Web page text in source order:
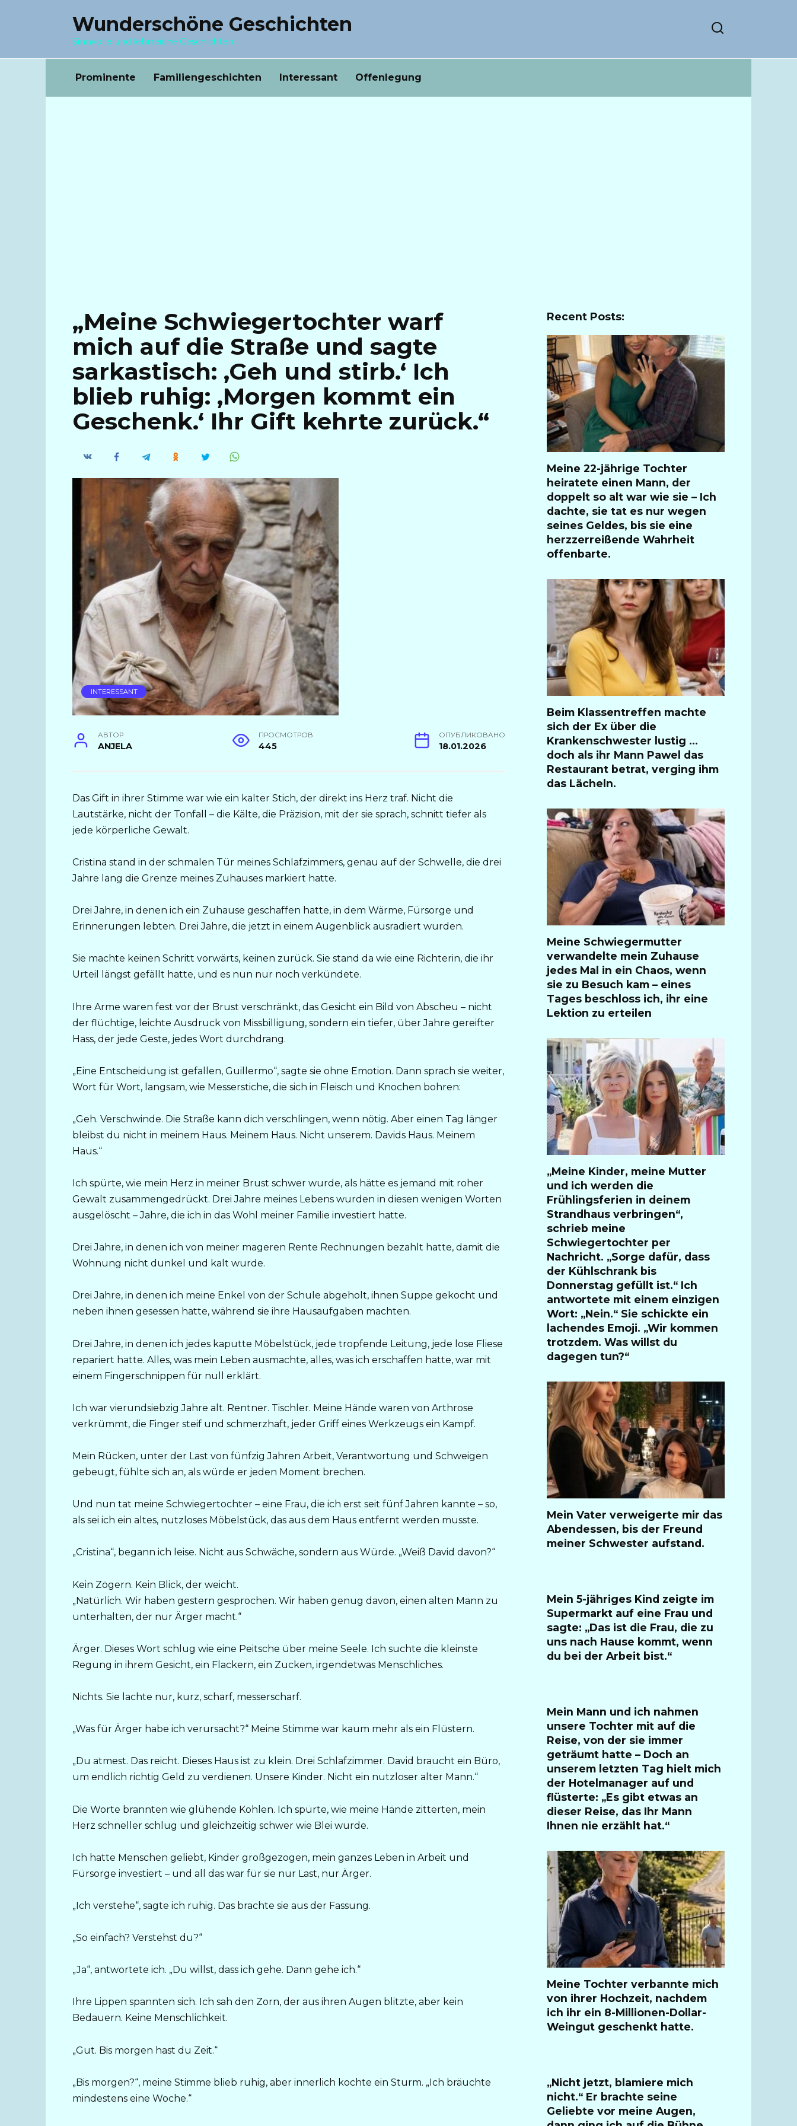
Wunderschöne Geschichten
Sinnvolle und lehrreiche Geschichten
Prominente Familiengeschichten Interessant Offenlegung
„Meine Schwiegertochter warf
mich auf die Straße und sagte
sarkastisch: ‚Geh und stirb.‘ Ich
blieb ruhig: ‚Morgen kommt ein
Geschenk.‘ Ihr Gift kehrte zurück.“
INTERESSANT
АВТОР
ANJELA
ПРОСМОТРОВ
445
ОПУБЛИКОВАНО
18.01.2026
Das Gift in ihrer Stimme war wie ein kalter Stich, der direkt ins Herz traf. Nicht die
Lautstärke, nicht der Tonfall – die Kälte, die Präzision, mit der sie sprach, schnitt tiefer als
jede körperliche Gewalt.
Cristina stand in der schmalen Tür meines Schlafzimmers, genau auf der Schwelle, die drei
Jahre lang die Grenze meines Zuhauses markiert hatte.
Drei Jahre, in denen ich ein Zuhause geschaffen hatte, in dem Wärme, Fürsorge und
Erinnerungen lebten. Drei Jahre, die jetzt in einem Augenblick ausradiert wurden.
Sie machte keinen Schritt vorwärts, keinen zurück. Sie stand da wie eine Richterin, die ihr
Urteil längst gefällt hatte, und es nun nur noch verkündete.
Ihre Arme waren fest vor der Brust verschränkt, das Gesicht ein Bild von Abscheu – nicht
der flüchtige, leichte Ausdruck von Missbilligung, sondern ein tiefer, über Jahre gereifter
Hass, der jede Geste, jedes Wort durchdrang.
„Eine Entscheidung ist gefallen, Guillermo“, sagte sie ohne Emotion. Dann sprach sie weiter,
Wort für Wort, langsam, wie Messerstiche, die sich in Fleisch und Knochen bohren:
„Geh. Verschwinde. Die Straße kann dich verschlingen, wenn nötig. Aber einen Tag länger
bleibst du nicht in meinem Haus. Meinem Haus. Nicht unserem. Davids Haus. Meinem
Haus.“
Ich spürte, wie mein Herz in meiner Brust schwer wurde, als hätte es jemand mit roher
Gewalt zusammengedrückt. Drei Jahre meines Lebens wurden in diesen wenigen Worten
ausgelöscht – Jahre, die ich in das Wohl meiner Familie investiert hatte.
Drei Jahre, in denen ich von meiner mageren Rente Rechnungen bezahlt hatte, damit die
Wohnung nicht dunkel und kalt wurde.
Drei Jahre, in denen ich meine Enkel von der Schule abgeholt, ihnen Suppe gekocht und
neben ihnen gesessen hatte, während sie ihre Hausaufgaben machten.
Drei Jahre, in denen ich jedes kaputte Möbelstück, jede tropfende Leitung, jede lose Fliese
repariert hatte. Alles, was mein Leben ausmachte, alles, was ich erschaffen hatte, war mit
einem Fingerschnippen für null erklärt.
Ich war vierundsiebzig Jahre alt. Rentner. Tischler. Meine Hände waren von Arthrose
verkrümmt, die Finger steif und schmerzhaft, jeder Griff eines Werkzeugs ein Kampf.
Mein Rücken, unter der Last von fünfzig Jahren Arbeit, Verantwortung und Schweigen
gebeugt, fühlte sich an, als würde er jeden Moment brechen.
Und nun tat meine Schwiegertochter – eine Frau, die ich erst seit fünf Jahren kannte – so,
als sei ich ein altes, nutzloses Möbelstück, das aus dem Haus entfernt werden musste.
„Cristina“, begann ich leise. Nicht aus Schwäche, sondern aus Würde. „Weiß David davon?“
Kein Zögern. Kein Blick, der weicht.
„Natürlich. Wir haben gestern gesprochen. Wir haben genug davon, einen alten Mann zu
unterhalten, der nur Ärger macht.“
Ärger. Dieses Wort schlug wie eine Peitsche über meine Seele. Ich suchte die kleinste
Regung in ihrem Gesicht, ein Flackern, ein Zucken, irgendetwas Menschliches.
Nichts. Sie lachte nur, kurz, scharf, messerscharf.
„Was für Ärger habe ich verursacht?“ Meine Stimme war kaum mehr als ein Flüstern.
„Du atmest. Das reicht. Dieses Haus ist zu klein. Drei Schlafzimmer. David braucht ein Büro,
um endlich richtig Geld zu verdienen. Unsere Kinder. Nicht ein nutzloser alter Mann.“
Die Worte brannten wie glühende Kohlen. Ich spürte, wie meine Hände zitterten, mein
Herz schneller schlug und gleichzeitig schwer wie Blei wurde.
Ich hatte Menschen geliebt, Kinder großgezogen, mein ganzes Leben in Arbeit und
Fürsorge investiert – und all das war für sie nur Last, nur Ärger.
„Ich verstehe“, sagte ich ruhig. Das brachte sie aus der Fassung.
„So einfach? Verstehst du?“
„Ja“, antwortete ich. „Du willst, dass ich gehe. Dann gehe ich.“
Ihre Lippen spannten sich. Ich sah den Zorn, der aus ihren Augen blitzte, aber kein
Bedauern. Keine Menschlichkeit.
„Gut. Bis morgen hast du Zeit.“
„Bis morgen?“, meine Stimme blieb ruhig, aber innerlich kochte ein Sturm. „Ich bräuchte
mindestens eine Woche.“
Recent Posts:
Meine 22-jährige Tochter
heiratete einen Mann, der
doppelt so alt war wie sie – Ich
dachte, sie tat es nur wegen
seines Geldes, bis sie eine
herzzerreißende Wahrheit
offenbarte.
Beim Klassentreffen machte
sich der Ex über die
Krankenschwester lustig …
doch als ihr Mann Pawel das
Restaurant betrat, verging ihm
das Lächeln.
Meine Schwiegermutter
verwandelte mein Zuhause
jedes Mal in ein Chaos, wenn
sie zu Besuch kam – eines
Tages beschloss ich, ihr eine
Lektion zu erteilen
„Meine Kinder, meine Mutter
und ich werden die
Frühlingsferien in deinem
Strandhaus verbringen“,
schrieb meine
Schwiegertochter per
Nachricht. „Sorge dafür, dass
der Kühlschrank bis
Donnerstag gefüllt ist.“ Ich
antwortete mit einem einzigen
Wort: „Nein.“ Sie schickte ein
lachendes Emoji. „Wir kommen
trotzdem. Was willst du
dagegen tun?“
Mein Vater verweigerte mir das
Abendessen, bis der Freund
meiner Schwester aufstand.
Mein 5-jähriges Kind zeigte im
Supermarkt auf eine Frau und
sagte: „Das ist die Frau, die zu
uns nach Hause kommt, wenn
du bei der Arbeit bist.“
Mein Mann und ich nahmen
unsere Tochter mit auf die
Reise, von der sie immer
geträumt hatte – Doch an
unserem letzten Tag hielt mich
der Hotelmanager auf und
flüsterte: „Es gibt etwas an
dieser Reise, das Ihr Mann
Ihnen nie erzählt hat.“
Meine Tochter verbannte mich
von ihrer Hochzeit, nachdem
ich ihr ein 8-Millionen-Dollar-
Weingut geschenkt hatte.
„Nicht jetzt, blamiere mich
nicht.“ Er brachte seine
Geliebte vor meine Augen,